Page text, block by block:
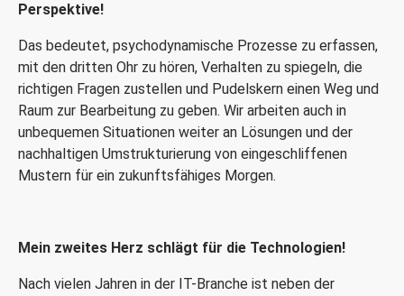
Perspektive!
Das bedeutet, psychodynamische Prozesse zu erfassen,
mit den dritten Ohr zu hören, Verhalten zu spiegeln, die
richtigen Fragen zustellen und Pudelskern einen Weg und
Raum zur Bearbeitung zu geben. Wir arbeiten auch in
unbequemen Situationen weiter an Lösungen und der
nachhaltigen Umstrukturierung von eingeschliffenen
Mustern für ein zukunftsfähiges Morgen.
Mein zweites Herz schlägt für die Technologien!
Nach vielen Jahren in der IT-Branche ist neben der